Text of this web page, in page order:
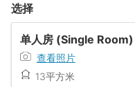
选择
单人房 (Single Room)
查看照片
13平方米